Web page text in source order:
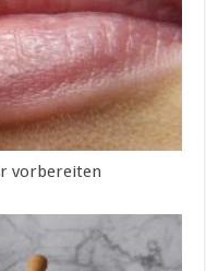
vorbereiten